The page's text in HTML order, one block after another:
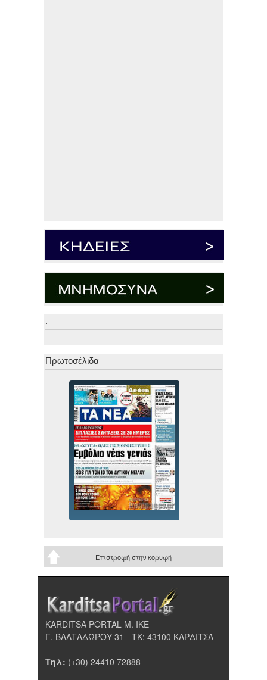
.
.
Πρωτοσέλιδα
Επιστροφή στην κορυφή
KARDITSA PORTAL Μ. ΙΚΕ
Γ. ΒΑΛΤΑΔΩΡΟΥ 31 - ΤΚ: 43100 ΚΑΡΔΙΤΣΑ
Τηλ: (+30) 24410 72888